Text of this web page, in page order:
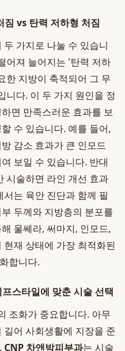
짐 vs 탄력 저하형 처짐
가지로 나눌 수 있습니
어져 늘어지는 '탄력 저하
한 지방이 축적되어 그 무
니다. 이 두 가지 원인을 정
면 만족스러운 효과를 보
수 있습니다. 예를 들어,
감소 효과가 큰 인모드
보일 수 있습니다. 반대
시술하면 라인 개선 효과
서는 육안 진단과 함께 필
두께와 지방층의 분포를
울쎄라, 써마지, 인모드,
재 상태에 가장 최적화된
합니다.
스타일에 맞춘 시술 선택
조화가 중요합니다. 아무
어 사회생활에 지장을 준
CNP 차앤박피부과는 시술